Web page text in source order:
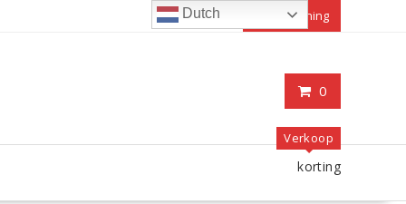
Mijn rekening
0
Verkoop
korting
Dutch